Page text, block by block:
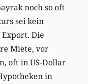
noch so oft
sei kein
Die
Miete, vor
oft in US-Dollar
in